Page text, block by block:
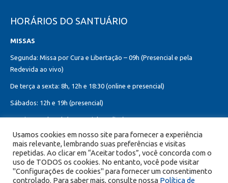
HORÁRIOS DO SANTUÁRIO
MISSAS
Segunda: Missa por Cura e Libertação – 09h (Presencial e pela
Redevida ao vivo)
De terça a sexta: 8h, 12h e 18:30 (online e presencial)
Sábados: 12h e 19h (presencial)
Domingos: 8h, 10h (presencial e online)
12h, 18h30 (presencial)
Missa do Sagrado Coração de Jesus:
Toda primeira sexta-feira do mês – 8h, 12h e 19h (online e presencial)
Usamos cookies em nosso site para fornecer a experiência
mais relevante, lembrando suas preferências e visitas
repetidas. Ao clicar em “Aceitar todos”, você concorda com o
uso de TODOS os cookies. No entanto, você pode visitar
"Configurações de cookies" para fornecer um consentimento
controlado. Para saber mais, consulte nossa Política de